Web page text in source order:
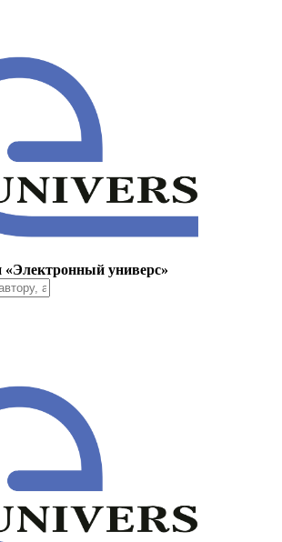
«Электронный универс»